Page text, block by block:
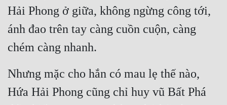
Hải Phong ở giữa, không ngừng công tới,
ánh đao trên tay càng cuồn cuộn, càng
chém càng nhanh.
Nhưng mặc cho hắn có mau lẹ thế nào,
Hứa Hải Phong cũng chỉ huy vũ Bất Phá